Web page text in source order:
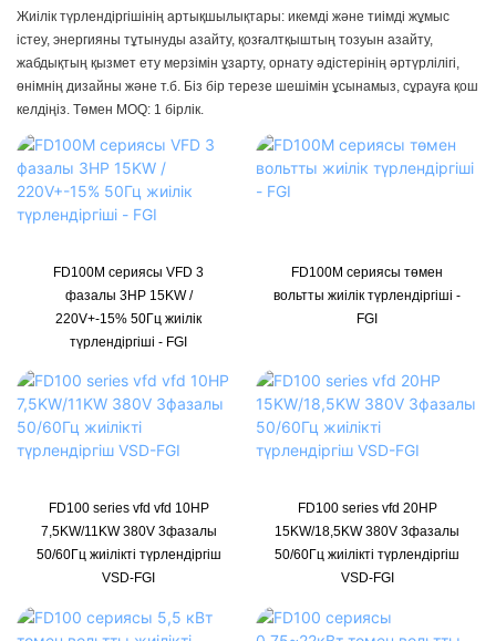
Жиілік түрлендіргішінің артықшылықтары: икемді және тиімді жұмыс
істеу, энергияны тұтынуды азайту, қозғалтқыштың тозуын азайту,
жабдықтың қызмет ету мерзімін ұзарту, орнату әдістерінің әртүрлілігі,
өнімнің дизайны және т.б. Біз бір терезе шешімін ұсынамыз, сұрауға қош
келдіңіз. Төмен MOQ: 1 бірлік.
FD100M сериясы VFD 3
фазалы 3HP 15KW /
220V+-15% 50Гц жиілік
түрлендіргіші - FGI
FD100M сериясы төмен
вольтты жиілік түрлендіргіші -
FGI
FD100 series vfd vfd 10HP
7,5KW/11KW 380V 3фазалы
50/60Гц жиілікті түрлендіргіш
VSD-FGI
FD100 series vfd 20HP
15KW/18,5KW 380V 3фазалы
50/60Гц жиілікті түрлендіргіш
VSD-FGI